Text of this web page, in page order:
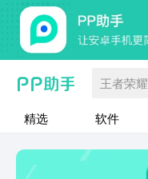
王者荣耀
精选 软件